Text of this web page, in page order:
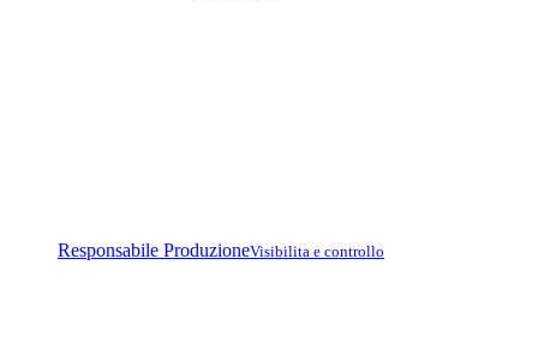
Responsabile ProduzioneVisibilita e controllo